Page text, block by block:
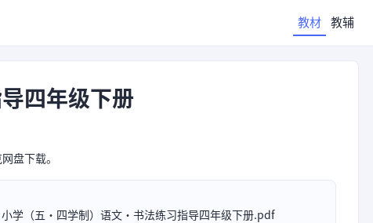
教材 教辅
四年级下册
盘下载。
小学（五•四学制）语文·书法练习指导四年级下册.pdf